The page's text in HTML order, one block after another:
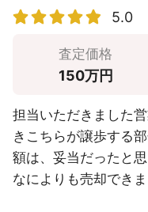
5.0
査定価格
150万円
担当いただきました
きこちらが譲歩する
額は、妥当だったと思
なによりも売却でき